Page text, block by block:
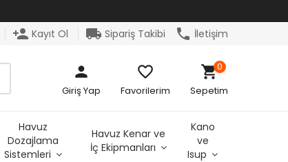
person_add Kayıt Ol local_shipping Sipariş Takibi phone İletişim
person
Giriş Yap
favorite_border
Favorilerim
shopping_cart
Sepetim
0
Havuz
Dozajlama
Sistemleri
Havuz Kenar ve
İç Ekipmanları
Kano
ve
Isup